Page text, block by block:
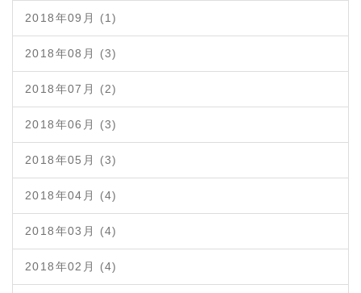
2018年09月 (1)
2018年08月 (3)
2018年07月 (2)
2018年06月 (3)
2018年05月 (3)
2018年04月 (4)
2018年03月 (4)
2018年02月 (4)